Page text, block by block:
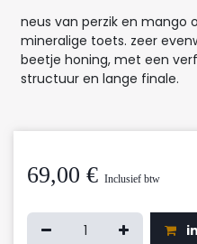
neus van perzik en mango
mineralige toets. zeer
beetje honing, met een
structuur en lange finale.
69,00 € Inclusief btw